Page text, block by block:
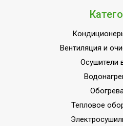
Вариант размещения
ТЕПЛОВАЯ МОЩНОСТЬ
Набор крепежных
элементов в комплекте
Вентиляция и
Осушители
Тепловое